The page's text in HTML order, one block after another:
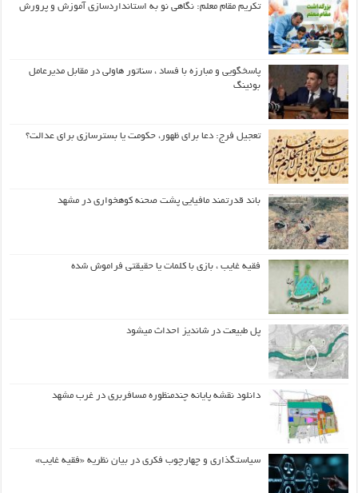
تکریم مقام معلم: نگاهی نو به استانداردسازی آموزش و پرورش
پاسخگویی و مبارزه با فساد ، سناتور هاولی در مقابل مدیرعامل
بوئینگ
تعجیل فرج: دعا برای ظهور، حکومت یا بسترسازی برای عدالت؟
باند قدرتمند مافیایی پشت صحنه کوهخواری در مشهد
فقیه غایب ، بازی با کلمات یا حقیقتی فراموش شده
پل طبیعت در شاندیز احداث میشود
دانلود نقشه پایانه چندمنظوره مسافربری در غرب مشهد
سیاستگذاری و چهارچوب فکری در بیان نظریه «فقیه غایب»